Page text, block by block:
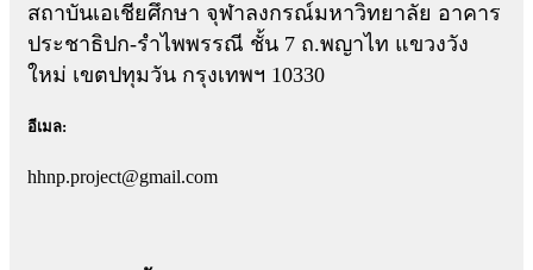
สถาบันเอเชียศึกษา จุฬาลงกรณ์มหาวิทยาลัย อาคาร
ประชาธิปก-รำไพพรรณี ชั้น 7 ถ.พญาไท แขวงวัง
ใหม่ เขตปทุมวัน กรุงเทพฯ 10330
อีเมล:
hhnp.project@gmail.com